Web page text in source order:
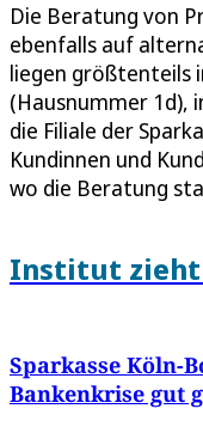
Die Beratung von
ebenfalls auf
liegen größtenteils
(Hausnummer 1d),
die Filiale der
Kundinnen und
wo die Beratung
Institut zieht
Sparkasse Köln-
Bankenkrise gut